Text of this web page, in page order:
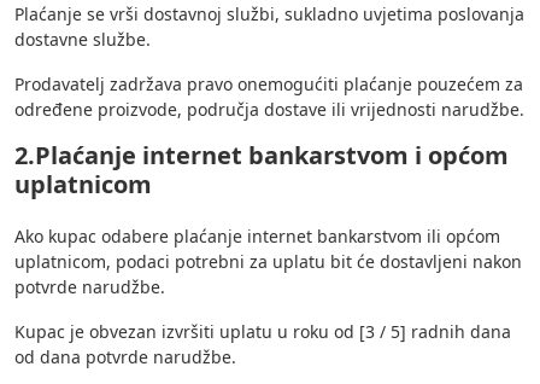
Plaćanje se vrši dostavnoj službi, sukladno uvjetima poslovanja
dostavne službe.
Prodavatelj zadržava pravo onemogućiti plaćanje pouzećem za
određene proizvode, područja dostave ili vrijednosti narudžbe.
2.Plaćanje internet bankarstvom i općom
uplatnicom
Ako kupac odabere plaćanje internet bankarstvom ili općom
uplatnicom, podaci potrebni za uplatu bit će dostavljeni nakon
potvrde narudžbe.
Kupac je obvezan izvršiti uplatu u roku od [3 / 5] radnih dana
od dana potvrde narudžbe.